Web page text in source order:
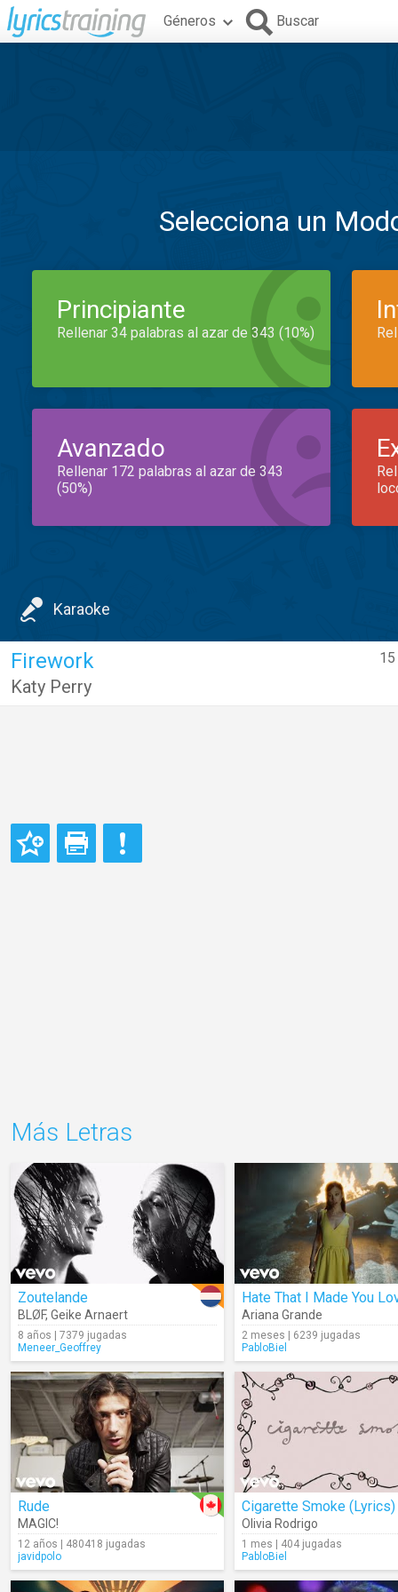
Géneros Buscar
Selecciona un
Principiante
Rellenar 34 palabras al azar de 343 (10%)
Avanzado
Rellenar 172 palabras al azar de 343
(50%)
Karaoke
Firework
Katy Perry
Más Letras
Zoutelande
BLØF, Geike Arnaert
8 años | 7379 jugadas
Meneer_Geoffrey
Ariana Grande
2 meses | 6239 jugadas
PabloBiel
Rude
MAGIC!
12 años | 480418 jugadas
javidpolo
Cigarette Smoke (Lyrics)
Olivia Rodrigo
1 mes | 404 jugadas
PabloBiel